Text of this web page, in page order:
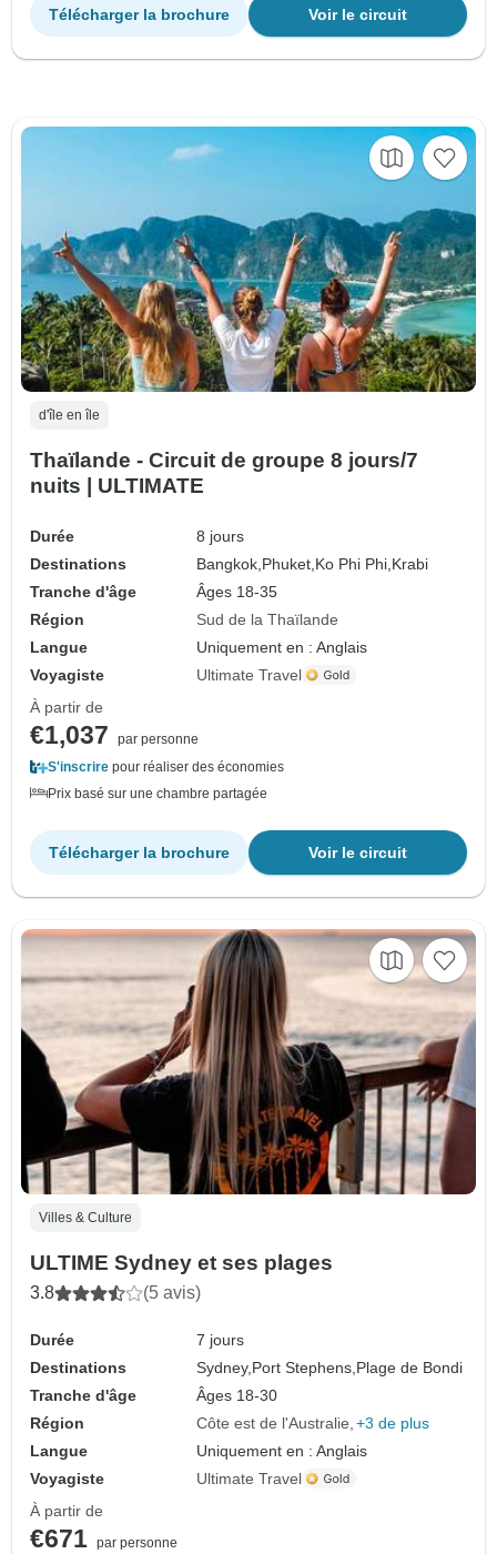
Voir le circuit
Télécharger la brochure
d'île en île
Thaïlande - Circuit de groupe 8 jours/7
nuits | ULTIMATE
Durée
8 jours
Destinations
Bangkok, Phuket, Ko Phi Phi, Krabi
Tranche d'âge
Âges 18-35
Région
Sud de la Thaïlande
Langue
Uniquement en : Anglais
Voyagiste
Ultimate Travel
À partir de
€1,037
par personne
S'inscrire pour réaliser des économies
Prix basé sur une chambre partagée
Voir le circuit
Télécharger la brochure
Villes & Culture
ULTIME Sydney et ses plages
3.8 (5 avis)
Durée
7 jours
Destinations
Sydney, Port Stephens, Plage de Bondi
Tranche d'âge
Âges 18-30
Région
Côte est de l'Australie +3 de plus
Langue
Uniquement en : Anglais
Voyagiste
Ultimate Travel
À partir de
€671 par personne